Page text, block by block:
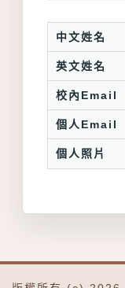
中文姓名
英文姓名
校內Email
個人Email
個人照片